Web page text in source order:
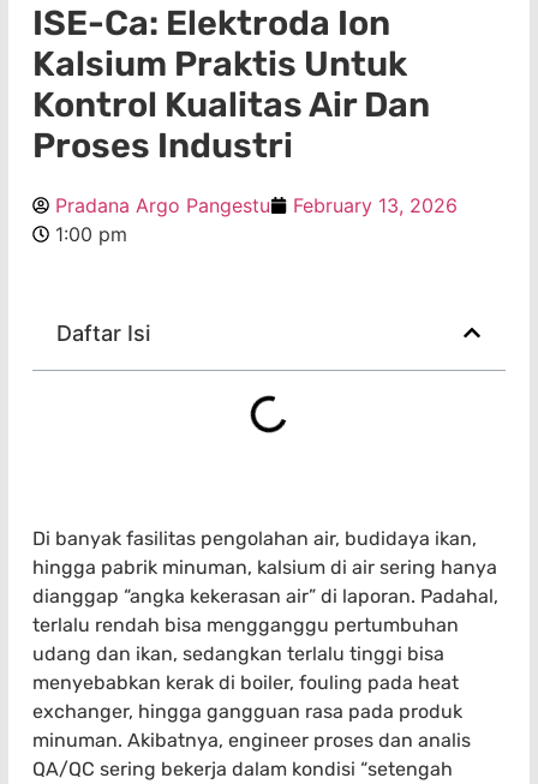
ISE-Ca: Elektroda Ion
Kalsium Praktis Untuk
Kontrol Kualitas Air Dan
Proses Industri
Pradana Argo Pangestu
February 13, 2026
1:00 pm
Daftar Isi
Di banyak fasilitas pengolahan air, budidaya ikan,
hingga pabrik minuman, kalsium di air sering hanya
dianggap “angka kekerasan air” di laporan. Padahal,
terlalu rendah bisa mengganggu pertumbuhan
udang dan ikan, sedangkan terlalu tinggi bisa
menyebabkan kerak di boiler, fouling pada heat
exchanger, hingga gangguan rasa pada produk
minuman. Akibatnya, engineer proses dan analis
QA/QC sering bekerja dalam kondisi “setengah